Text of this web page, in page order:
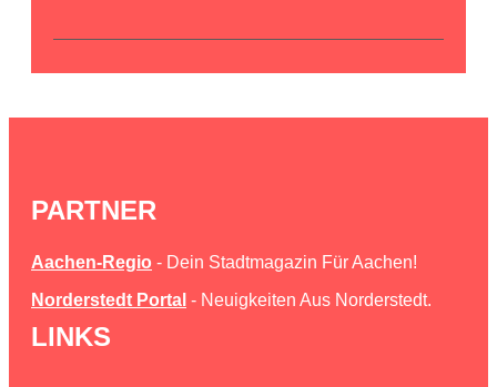
PARTNER
Aachen-Regio - Dein Stadtmagazin Für Aachen!
Norderstedt Portal - Neuigkeiten Aus Norderstedt.
LINKS